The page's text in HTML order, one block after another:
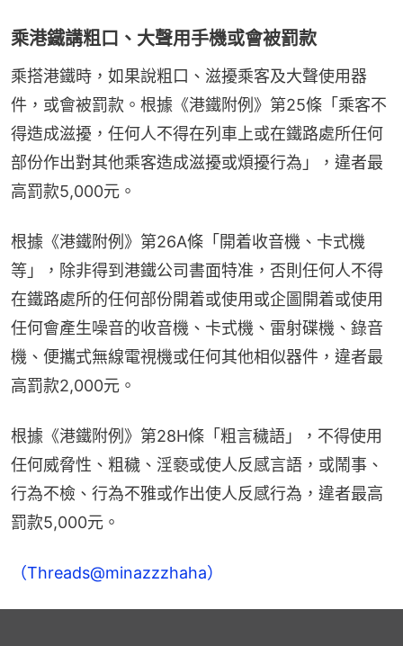
乘港鐵講粗口、大聲用手機或會被罰款
乘搭港鐵時，如果說粗口、滋擾乘客及大聲使用器
件，或會被罰款。根據《港鐵附例》第25條「乘客不
得造成滋擾，任何人不得在列車上或在鐵路處所任何
部份作出對其他乘客造成滋擾或煩擾行為」，違者最
高罰款5,000元。
根據《港鐵附例》第26A條「開着收音機、卡式機
等」，除非得到港鐵公司書面特准，否則任何人不得
在鐵路處所的任何部份開着或使用或企圖開着或使用
任何會產生噪音的收音機、卡式機、雷射碟機、錄音
機、便攜式無線電視機或任何其他相似器件，違者最
高罰款2,000元。
根據《港鐵附例》第28H條「粗言穢語」，不得使用
任何威脅性、粗穢、淫褻或使人反感言語，或鬧事、
行為不檢、行為不雅或作出使人反感行為，違者最高
罰款5,000元。
（Threads@minazzzhaha）